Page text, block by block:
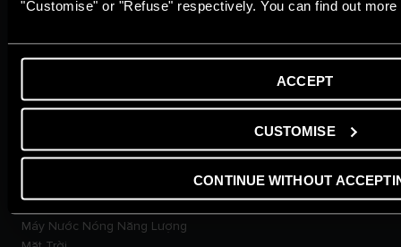
"Customise" or "Refuse" respectively. You can find out
ACCEPT
CUSTOMISE
CONTINUE WITHOUT
Ngôi nhà thư thái
Từ điển
DỊCH VỤ KHÁCH HÀNG
Hội Viên Diamond Club
Tải xuống tài liệu
Máy Nước Nóng Năng Lượng